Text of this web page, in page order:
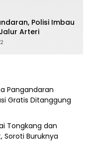
Polisi Imbau
Arteri
Pangandaran
Gratis Ditanggung
Tongkang dan
Soroti Buruknya